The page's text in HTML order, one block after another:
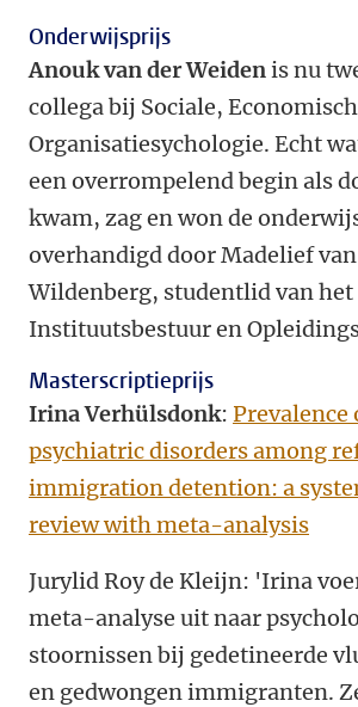
Onderwijsprijs
Anouk van der Weidenis nu
collega bij Sociale,
Organisatiesychologie. Echt
een overrompelend begin als
kwam, zag en won de
overhandigd door Madelief
Wildenberg, studentlid van het
Instituutsbestuur en
Masterscriptieprijs
Irina Verhülsdonk: Prevalence
psychiatric disorders among
immigration detention: a
review with meta-analysis
Jurylid Roy de Kleijn: 'Irina
meta-analyse uit naar
stoornissen bij gedetineerde
en gedwongen immigranten.